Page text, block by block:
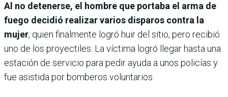
Al no detenerse, el hombre que portaba el arma de
fuego decidió realizar varios disparos contra la
mujer, quien finalmente logró huir del sitio, pero recibió
uno de los proyectiles. La víctima logró llegar hasta una
estación de servicio para pedir ayuda a unos policías y
fue asistida por bomberos voluntarios.